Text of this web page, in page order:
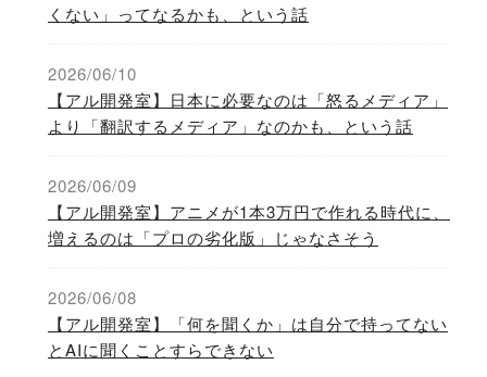
くない」ってなるかも、という話
2026/06/10
【アル開発室】日本に必要なのは「怒るメディア」
より「翻訳するメディア」なのかも、という話
2026/06/09
【アル開発室】アニメが1本3万円で作れる時代に、
増えるのは「プロの劣化版」じゃなさそう
2026/06/08
【アル開発室】「何を聞くか」は自分で持ってない
とAIに聞くことすらできない